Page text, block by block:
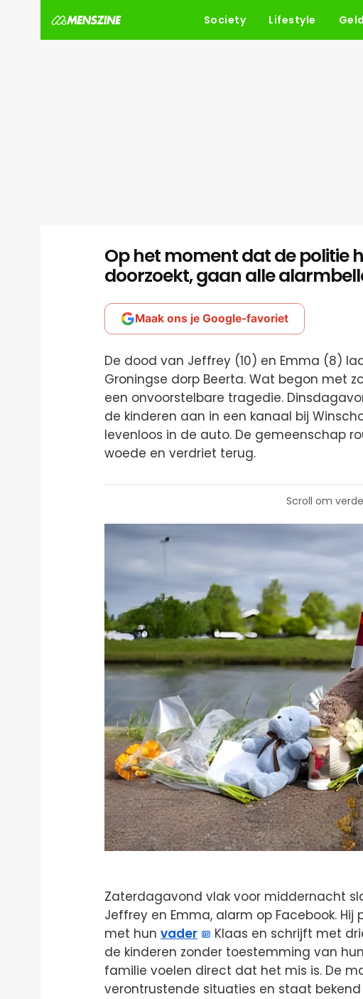
Society Lifestyle
Op het moment dat de politie
doorzoekt, gaan alle
Maak ons je Google-favoriet
De dood van Jeffrey (10) en Emma (8)
Groningse dorp Beerta. Wat begon met
een onvoorstelbare tragedie.
de kinderen aan in een kanaal bij
levenloos in de auto. De gemeenschap
woede en verdriet terug.
Scroll om
Zaterdagavond vlak voor middernacht
Jeffrey en Emma, alarm op Facebook.
met hun vader
Klaas en schrijft met
de kinderen zonder toestemming van
familie voelen direct dat het mis is. De
verontrustende situaties en staat